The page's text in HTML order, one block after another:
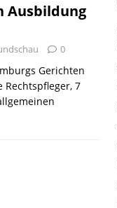
Ausbildung
0
Gerichten
Rechtspfleger, 7